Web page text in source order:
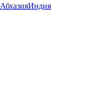
АбхазияИндия